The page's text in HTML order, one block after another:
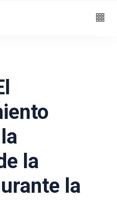
la
la